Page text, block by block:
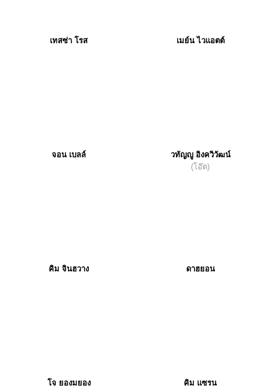
เทสซ่า โรส เมย์น ไวแอตต์
จอน เบลล์
วทัญญู อิงควิวัฒน์
(โอ๊ต)
คิม จินฮวาง ดาฮยอน
โจ ยองมยอง คิม แซรน